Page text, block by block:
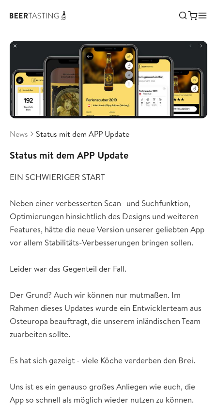
News Status mit dem APP Update
Status mit dem APP Update
EIN SCHWIERIGER START
Neben einer verbesserten Scan- und Suchfunktion,
Optimierungen hinsichtlich des Designs und weiteren
Features, hätte die neue Version unserer geliebten App
vor allem Stabilitäts-Verbesserungen bringen sollen.
Leider war das Gegenteil der Fall.
Der Grund? Auch wir können nur mutmaßen. Im
Rahmen dieses Updates wurde ein Entwicklerteam aus
Osteuropa beauftragt, die unserem inländischen Team
zuarbeiten sollte.
Es hat sich gezeigt - viele Köche verderben den Brei.
Uns ist es ein genauso großes Anliegen wie euch, die
App so schnell als möglich wieder nutzen zu können.